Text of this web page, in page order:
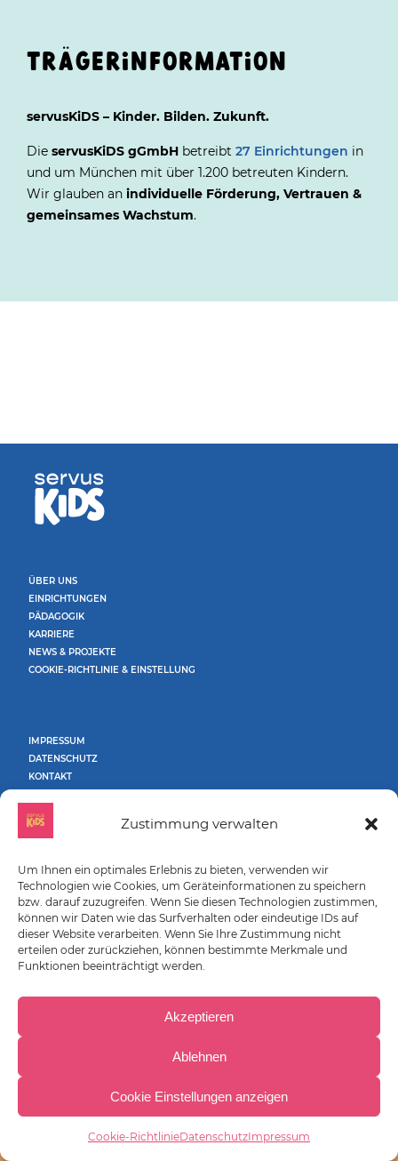
Zustimmung verwalten
Um Ihnen ein optimales Erlebnis zu bieten, verwenden wir
Technologien wie Cookies, um Geräteinformationen zu speichern
bzw. darauf zuzugreifen. Wenn Sie diesen Technologien zustimmen,
können wir Daten wie das Surfverhalten oder eindeutige IDs auf
dieser Website verarbeiten. Wenn Sie Ihre Zustimmung nicht
erteilen oder zurückziehen, können bestimmte Merkmale und
Funktionen beeinträchtigt werden.
Akzeptieren
Ablehnen
Cookie Einstellungen anzeigen
Cookie-RichtlinieDatenschutzImpressum
Jobs
TRÄGERINFORMATION
servusKiDS – Kinder. Bilden. Zukunft.
Die servusKiDS gGmbH betreibt 27 Einrichtungen in
und um München mit über 1.200 betreuten Kindern.
Wir glauben an individuelle Förderung, Vertrauen &
gemeinsames Wachstum.
ÜBER UNS
EINRICHTUNGEN
PÄDAGOGIK
KARRIERE
NEWS & PROJEKTE
COOKIE-RICHTLINIE & EINSTELLUNG
IMPRESSUM
DATENSCHUTZ
KONTAKT
GEFÖRDERT DURCH: